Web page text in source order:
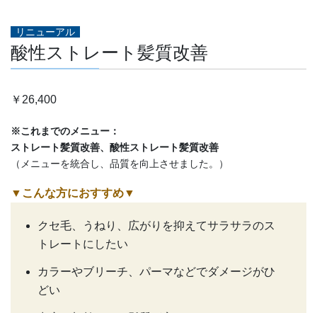
リニューアル
酸性ストレート髪質改善
￥26,400
※これまでのメニュー：
ストレート髪質改善、酸性ストレート髪質改善
（メニューを統合し、品質を向上させました。）
▼こんな方におすすめ▼
クセ毛、うねり、広がりを抑えてサラサラのス
トレートにしたい
カラーやブリーチ、パーマなどでダメージがひ
どい